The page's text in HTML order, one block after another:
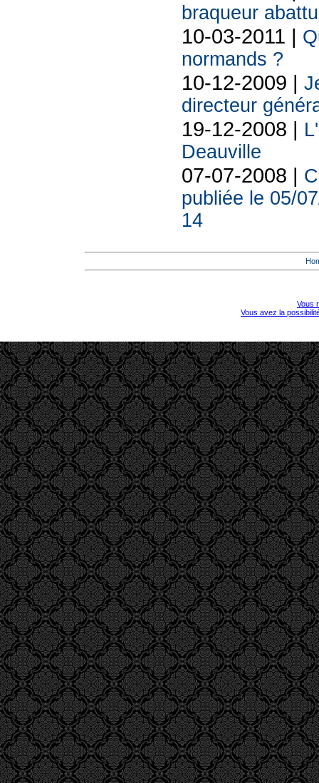
braqueur
10-03-2011 |
normands ?
10-12-2009 |
directeur
19-12-2008 |
Deauville
07-07-2008 |
publiée le 05/
14
Vous
Vous avez la